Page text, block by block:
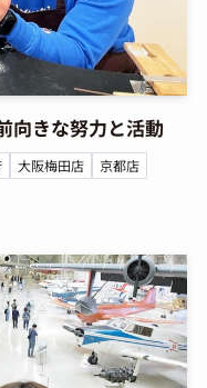
向きな努力と活動
大阪梅田店 京都店